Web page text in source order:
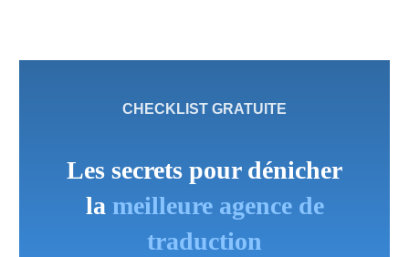
CHECKLIST GRATUITE
Les secrets pour dénicher
la meilleure agence de
traduction